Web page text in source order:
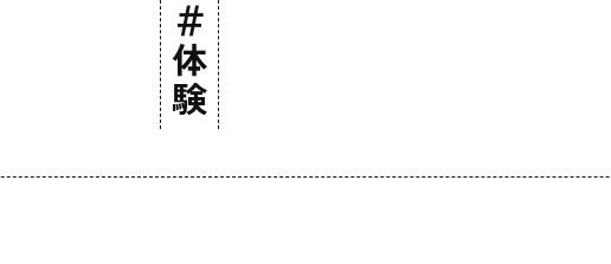
＃体験